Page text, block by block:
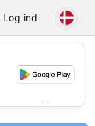
Log ind